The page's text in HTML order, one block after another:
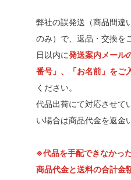
弊社の誤発送（商品間違
のみ）で、返品・交換を
日以内に発送案内メール
番号」、「お名前」をご
ください。
代品出荷にて対応させて
い場合は商品代金を返金
※代品を手配できなかっ
商品代金と送料の合計金